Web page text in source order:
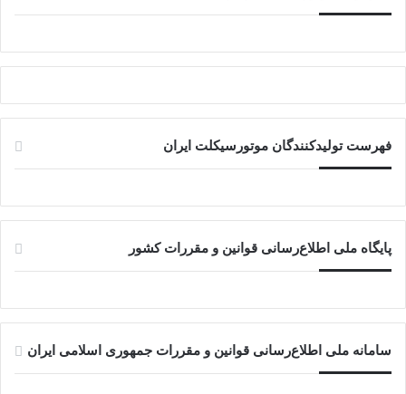
فهرست تولیدکنندگان موتورسیکلت ایران
پایگاه ملی اطلاع‌رسانی قوانین و مقررات کشور
سامانه ملی اطلاع‌رسانی قوانین و مقررات جمهوری اسلامی ایران